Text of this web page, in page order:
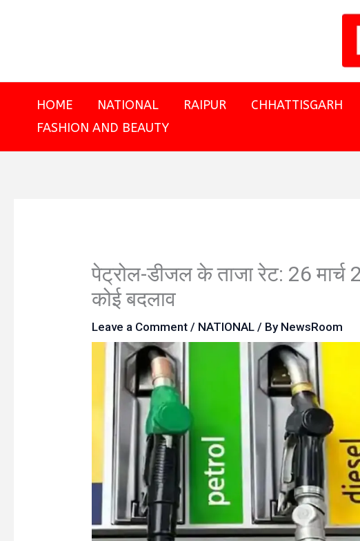
HOME NATIONAL RAIPUR CHHATTISGARH
FASHION AND BEAUTY
पेट्रोल-डीजल के ताजा रेट: 26 मार्च
कोई बदलाव
Leave a Comment / NATIONAL / By NewsRoom